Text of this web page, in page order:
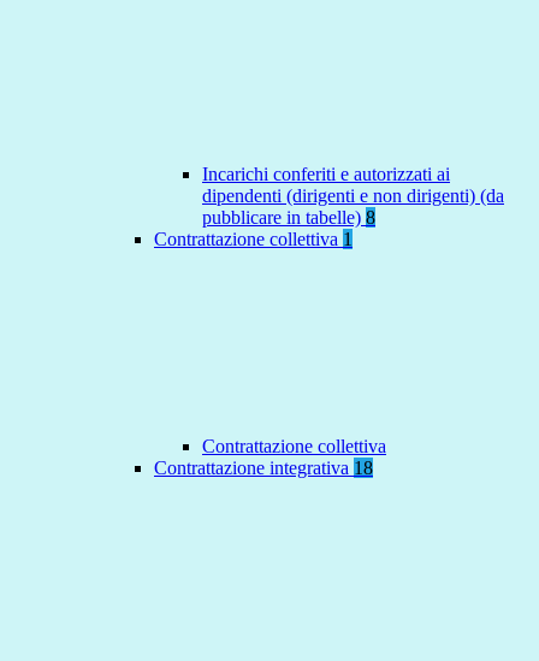
Incarichi conferiti e autorizzati ai
dipendenti (dirigenti e non dirigenti) (da
pubblicare in tabelle) 8
Contrattazione collettiva 1
Contrattazione collettiva
Contrattazione integrativa 18